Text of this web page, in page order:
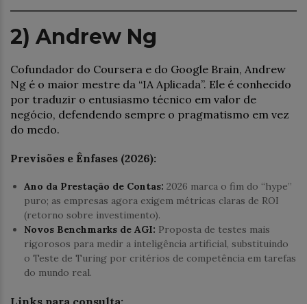
2) Andrew Ng
Cofundador do Coursera e do Google Brain, Andrew
Ng é o maior mestre da “IA Aplicada”. Ele é conhecido
por traduzir o entusiasmo técnico em valor de
negócio, defendendo sempre o pragmatismo em vez
do medo.
Previsões e Ênfases (2026):
Ano da Prestação de Contas: 2026 marca o fim do “hype”
puro; as empresas agora exigem métricas claras de ROI
(retorno sobre investimento).
Novos Benchmarks de AGI: Proposta de testes mais
rigorosos para medir a inteligência artificial, substituindo
o Teste de Turing por critérios de competência em tarefas
do mundo real.
Links para consulta: